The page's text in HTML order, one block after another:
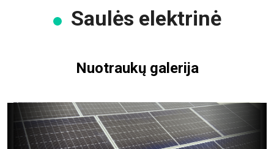
Saulės elektrinė
Nuotraukų galerija